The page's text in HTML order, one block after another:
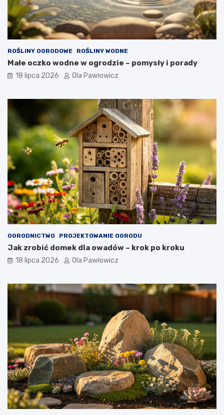
ROŚLINY OGRODOWE ROŚLINY WODNE
Małe oczko wodne w ogrodzie – pomysły i porady
18 lipca 2026 Ola Pawłowicz
OGRODNICTWO PROJEKTOWANIE OGRODU
Jak zrobić domek dla owadów – krok po kroku
18 lipca 2026 Ola Pawłowicz